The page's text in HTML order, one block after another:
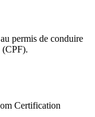
permis de conduire
(CPF).